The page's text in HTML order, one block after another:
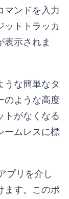
マンドを入力
ットトラッカ
表示されま
うな簡単なタ
のような高度
トがなくなる
ームレスに標
プリを介し
ます。このポ